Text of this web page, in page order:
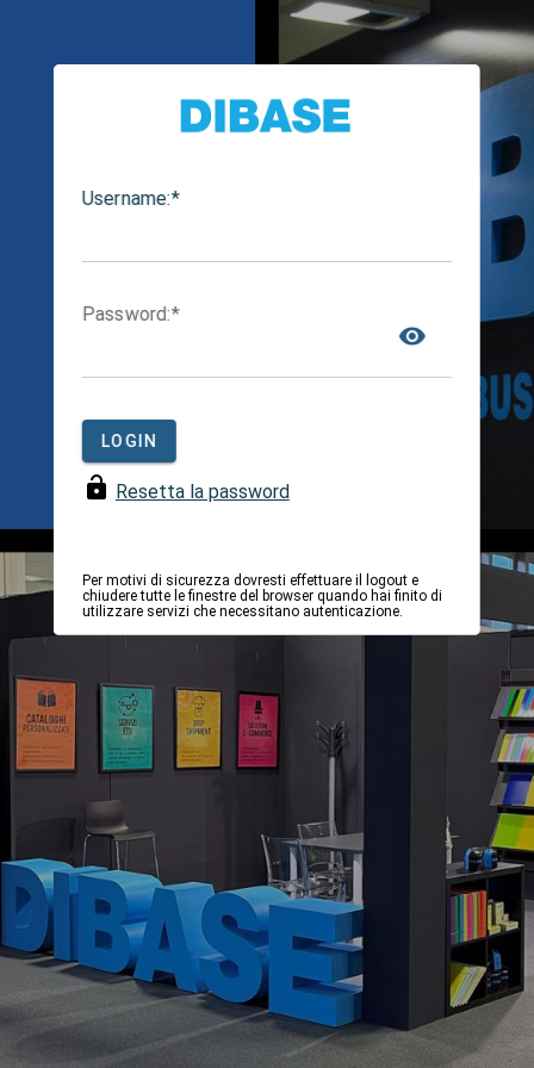
Single Sign On
Username:
Password:
LOGIN
Resetta la password
Per motivi di sicurezza dovresti effettuare il logout e
chiudere tutte le finestre del browser quando hai finito di
utilizzare servizi che necessitano autenticazione.